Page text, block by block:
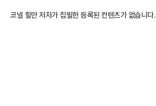
코넬 힐만 저자가 집필한 등록된 컨텐츠가 없습니다.